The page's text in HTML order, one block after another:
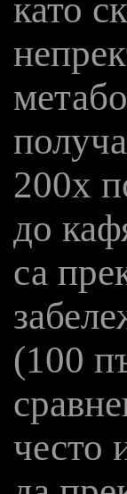
като
200x
до
са
(100
често